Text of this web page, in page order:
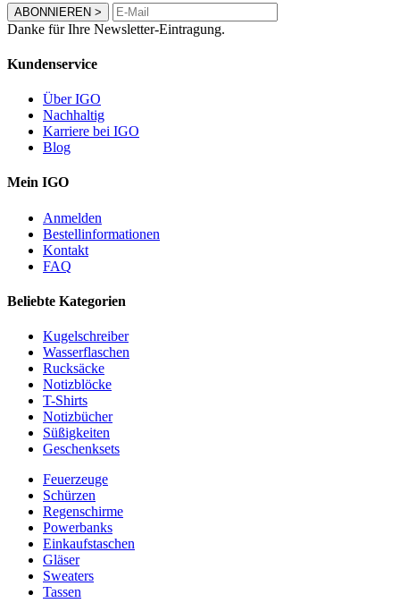
ABONNIEREN >
Danke für Ihre Newsletter-Eintragung.
Kundenservice
Über IGO
Nachhaltig
Karriere bei IGO
Blog
Mein IGO
Anmelden
Bestellinformationen
Kontakt
FAQ
Beliebte Kategorien
Kugelschreiber
Wasserflaschen
Rucksäcke
Notizblöcke
T-Shirts
Notizbücher
Süßigkeiten
Geschenksets
Feuerzeuge
Schürzen
Regenschirme
Powerbanks
Einkaufstaschen
Gläser
Sweaters
Tassen